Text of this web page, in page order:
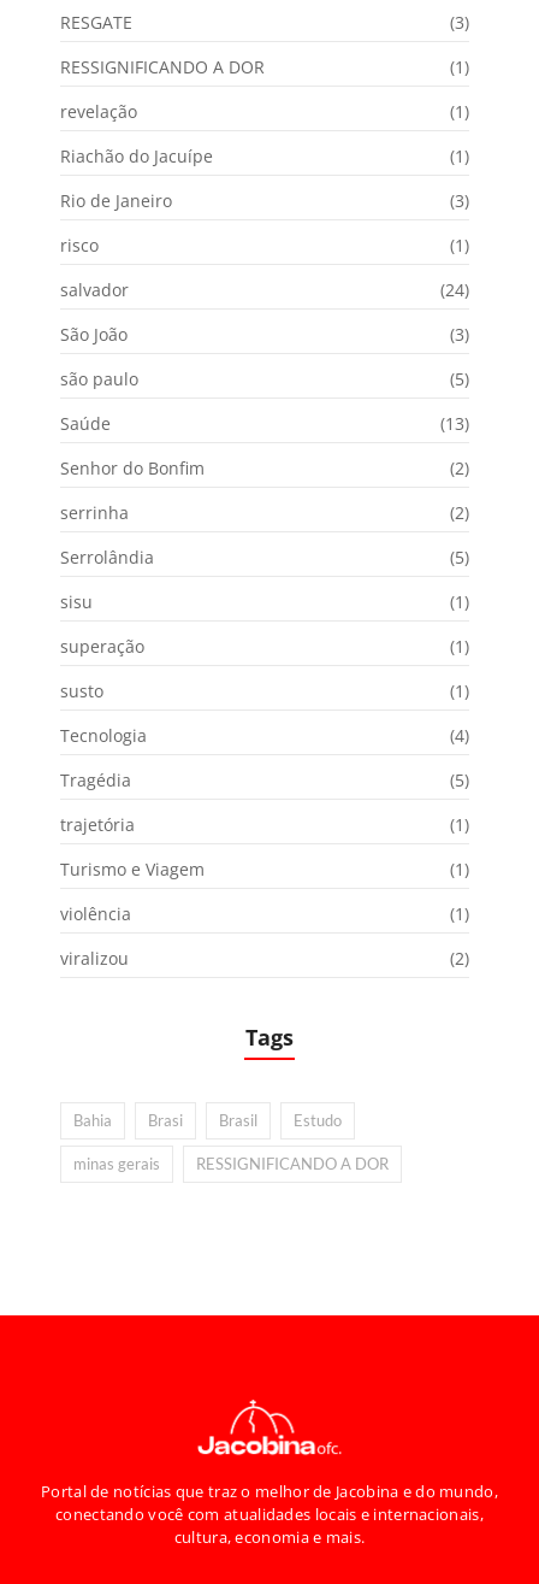
RESGATE
(3)
RESSIGNIFICANDO A DOR
(1)
revelação
(1)
Riachão do Jacuípe
(1)
Rio de Janeiro
(3)
risco
(1)
salvador
(24)
São João
(3)
são paulo
(5)
Saúde
(13)
Senhor do Bonfim
(2)
serrinha
(2)
Serrolândia
(5)
sisu
(1)
superação
(1)
susto
(1)
Tecnologia
(4)
Tragédia
(5)
trajetória
(1)
Turismo e Viagem
(1)
violência
(1)
viralizou
(2)
Tags
Bahia Brasi Brasil Estudo
minas gerais RESSIGNIFICANDO A DOR
Portal de notícias que traz o melhor de Jacobina e do mundo,
conectando você com atualidades locais e internacionais,
cultura, economia e mais.